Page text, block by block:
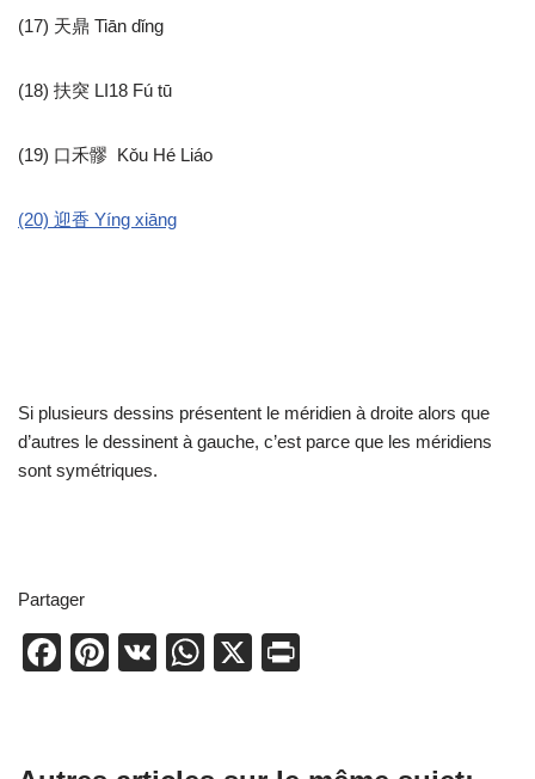
(17) 天鼎 Tiān dǐng
(18) 扶突 LI18 Fú tū
(19) 口禾髎 Kǒu Hé Liáo
(20) 迎香 Yíng xiāng
Si plusieurs dessins présentent le méridien à droite alors que
d’autres le dessinent à gauche, c’est parce que les méridiens
sont symétriques.
Partager
F
e
Pi
e
V
W
s
X